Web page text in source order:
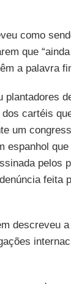
como
que
a palavra
plantadores
cartéis
um
espanhol
pelos
feita
descreveu a